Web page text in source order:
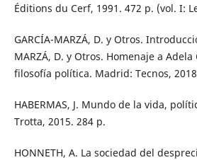
Éditions du Cerf, 1991. 472 p. (vol. I:
GARCÍA-MARZÁ, D. y Otros.
MARZÁ, D. y Otros. Homenaje a
filosofía política. Madrid: Tecnos,
HABERMAS, J. Mundo de la vida,
Trotta, 2015. 284 p.
HONNETH, A. La sociedad del